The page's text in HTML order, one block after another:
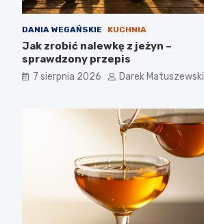
DANIA WEGAŃSKIE KUCHNIA
Jak zrobić nalewkę z jeżyn –
sprawdzony przepis
7 sierpnia 2026 Darek Matuszewski